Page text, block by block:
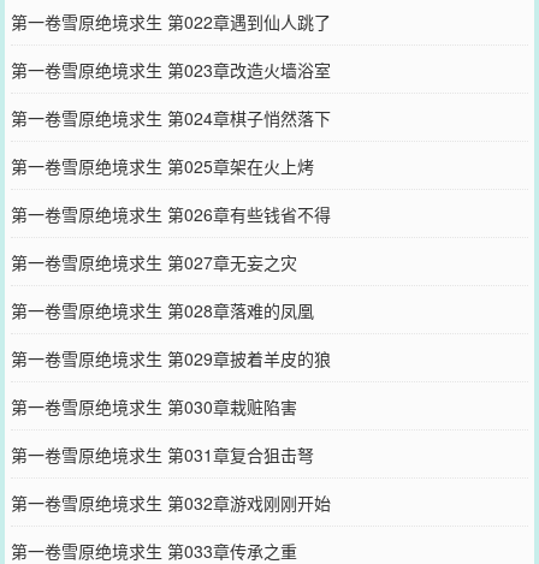
第一卷雪原绝境求生 第022章遇到仙人跳了
第一卷雪原绝境求生 第023章改造火墙浴室
第一卷雪原绝境求生 第024章棋子悄然落下
第一卷雪原绝境求生 第025章架在火上烤
第一卷雪原绝境求生 第026章有些钱省不得
第一卷雪原绝境求生 第027章无妄之灾
第一卷雪原绝境求生 第028章落难的凤凰
第一卷雪原绝境求生 第029章披着羊皮的狼
第一卷雪原绝境求生 第030章栽赃陷害
第一卷雪原绝境求生 第031章复合狙击弩
第一卷雪原绝境求生 第032章游戏刚刚开始
第一卷雪原绝境求生 第033章传承之重